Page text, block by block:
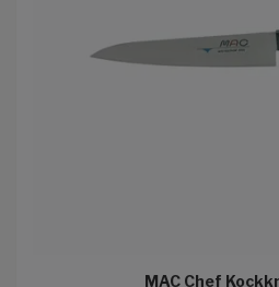
MAC Chef